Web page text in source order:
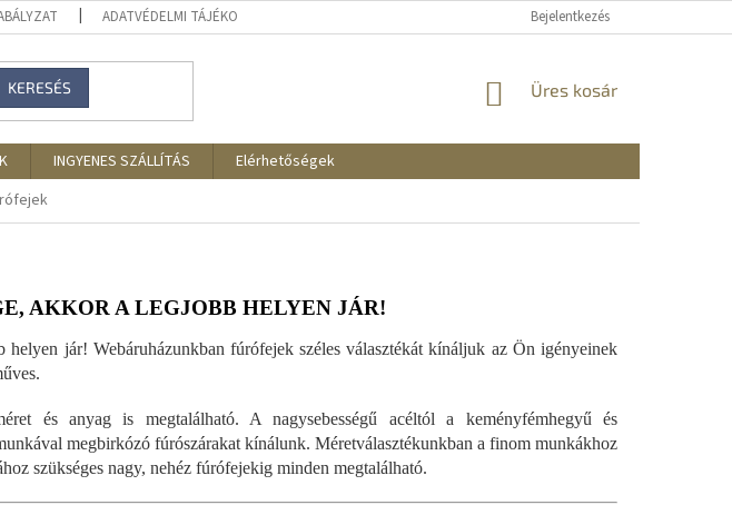
ADATVÉDELMI TÁJÉKOZTATÓ REKLAMÁCIÓK ÉS
Bejelentkezés
KERESÉS KOSÁR
Üres kosár
INGYENES SZÁLLÍTÁS
Elérhetőségek
AKKOR A LEGJOBB HELYEN JÁR!
jár! Webáruházunkban fúrófejek széles választékát kínáljuk az Ön igényeinek
és anyag is megtalálható. A nagysebességű acéltól a keményfémhegyű és
megbirkózó fúrószárakat kínálunk. Méretválasztékunkban a finom munkákhoz
szükséges nagy, nehéz fúrófejekig minden megtalálható.